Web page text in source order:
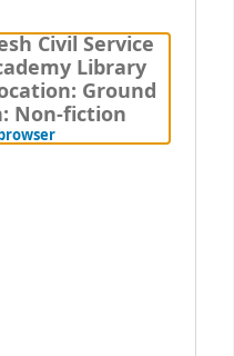
Civil Service
Library
Ground
Non-fiction
(Hides shelf browser)